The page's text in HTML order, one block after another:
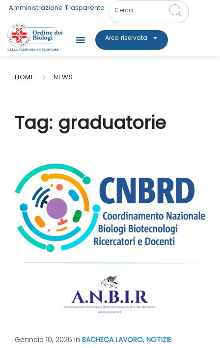
Amministrazione Trasparente
Area riservata
HOME NEWS
Tag: graduatorie
Gennaio 10, 2026 in BACHECA LAVORO, NOTIZIE